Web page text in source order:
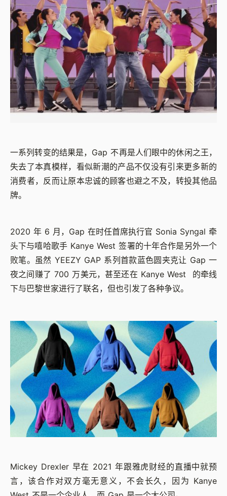
一系列转变的结果是，Gap 不再是人们眼中的休闲之王，
失去了本真模样，看似新潮的产品不仅没有引来更多新的
消费者，反而让原本忠诚的顾客也避之不及，转投其他品
牌。
2020 年 6 月，Gap 在时任首席执行官 Sonia Syngal 牵
头下与嘻哈歌手 Kanye West 签署的十年合作是另外一个
败笔。虽然 YEEZY GAP 系列首款蓝色圆夹克让 Gap 一
夜之间赚了 700 万美元，甚至还在 Kanye West 的牵线
下与巴黎世家进行了联名，但也引发了各种争议。
Mickey Drexler 早在 2021 年跟雅虎财经的直播中就预
言，该合作对双方毫无意义，不会长久，因为 Kanye